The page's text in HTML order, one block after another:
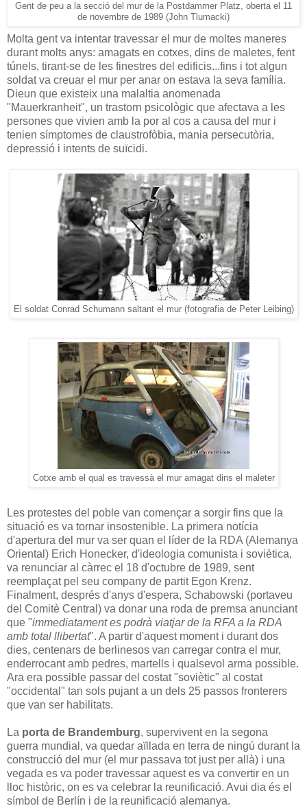
Gent de peu a la secció del mur de la Postdammer Platz, oberta el 11
de novembre de 1989 (John Tlumacki)
Molta gent va intentar travessar el mur de moltes maneres
durant molts anys: amagats en cotxes, dins de maletes, fent
túnels, tirant-se de les finestres del edificis...fins i tot algun
soldat va creuar el mur per anar on estava la seva família.
Dieun que existeix una malaltia anomenada
"Mauerkranheit", un trastorn psicològic que afectava a les
persones que vivien amb la por al cos a causa del mur i
tenien símptomes de claustrofòbia, mania persecutòria,
depressió i intents de suïcidi.
El soldat Conrad Schumann saltant el mur (fotografia de Peter Leibing)
Cotxe amb el qual es travessà el mur amagat dins el maleter
Les protestes del poble van començar a sorgir fins que la
situació es va tornar insostenible. La primera notícia
d'apertura del mur va ser quan el líder de la RDA (Alemanya
Oriental) Erich Honecker, d'ideologia comunista i soviètica,
va renunciar al càrrec el 18 d'octubre de 1989, sent
reemplaçat pel seu company de partit Egon Krenz.
Finalment, després d'anys d'espera, Schabowski (portaveu
del Comitè Central) va donar una roda de premsa anunciant
que "immediatament es podrà viatjar de la RFA a la RDA
amb total llibertat". A partir d'aquest moment i durant dos
dies, centenars de berlinesos van carregar contra el mur,
enderrocant amb pedres, martells i qualsevol arma possible.
Ara era possible passar del costat "soviètic" al costat
"occidental" tan sols pujant a un dels 25 passos fronterers
que van ser habilitats.
La porta de Brandemburg, supervivent en la segona
guerra mundial, va quedar aïllada en terra de ningú durant la
construcció del mur (el mur passava tot just per allà) i una
vegada es va poder travessar aquest es va convertir en un
lloc històric, on es va celebrar la reunificació. Avui dia és el
símbol de Berlín i de la reunificació alemanya.